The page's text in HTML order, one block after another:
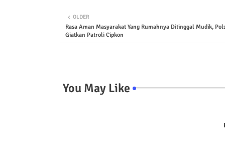
OLDER
Rasa Aman Masyarakat Yang Rumahnya Ditinggal Mudik,
Giatkan Patroli Cipkon
You May Like